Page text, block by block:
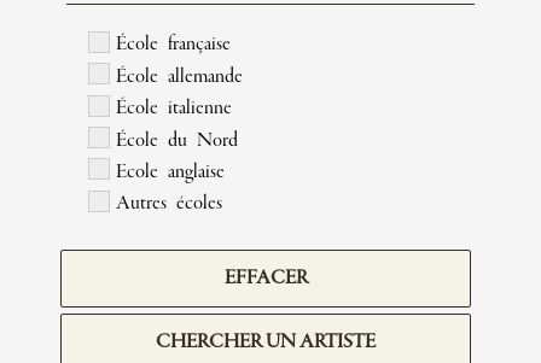
École française
École allemande
École italienne
École du Nord
Ecole anglaise
Autres écoles
EFFACER
CHERCHER UN ARTISTE